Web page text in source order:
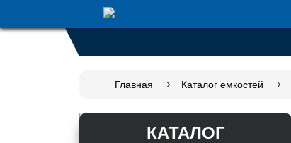
Главная Каталог емкостей
КАТАЛОГ